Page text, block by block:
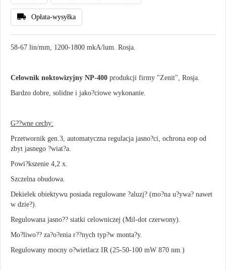
Opłata-wysyłka
58-67 lin/mm, 1200-1800 mkA/lum. Rosja.
Celownik noktowizyjny NP-400 produkcji firmy "Zenit", Rosja.
Bardzo dobre, solidne i jako?ciowe wykonanie.
G??wne cechy:
Przetwornik gen.3, automatyczna regulacja jasno?ci, ochrona eop od
zbyt jasnego ?wiat?a.
Powi?kszenie 4,2 x.
Szczelna obudowa.
Dekielek obiektywu posiada regulowane ?aluzj? (mo?na u?ywa? nawet
w dzie?).
Regulowana jasno?? siatki celowniczej (Mil-dot czerwony).
Mo?liwo?? za?o?enia r??nych typ?w monta?y.
Regulowany mocny o?wietlacz IR (25-50-100 mW 870 nm.)